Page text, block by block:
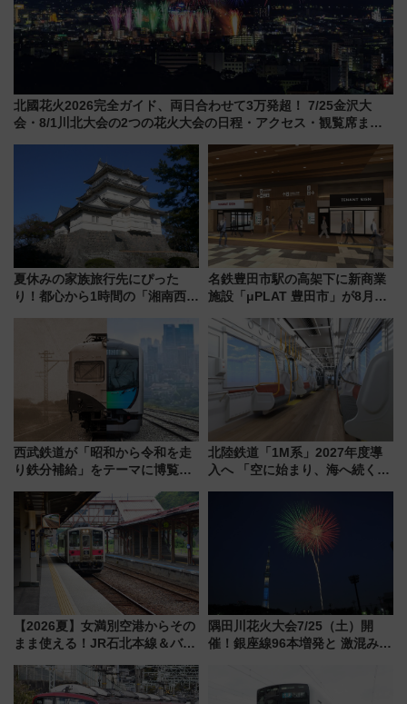
北國花火2026完全ガイド、両日合わせて3万発超！ 7/25金沢大
会・8/1川北大会の2つの花火大会の日程・アクセス・観覧席まと
夏休みの家族旅行先にぴった
り！都心から1時間の「湘南西エ
島とは異なる魅力を持つ今夏の
注目スポット
名鉄豊田市駅の高架下に新商業
施設「μPLAT 豊田市」が8月26
たな玄関口へ
西武鉄道が「昭和から令和を走
り鉄分補給」をテーマに博覧会
14日から 新車両「トキイロ」体
験ブースも アクセスや申込方法
を解説
北陸鉄道「1M系」2027年度導
入へ 「空に始まり、海へ続く」
【2026夏】女満別空港からその
まま使える！JR石北本線＆バス
ーパス」でおトクに道東観光
（8/3発売）
隅田川花火大会7/25（土）開
催！銀座線96本増発と 激混みの
都心の夜に！